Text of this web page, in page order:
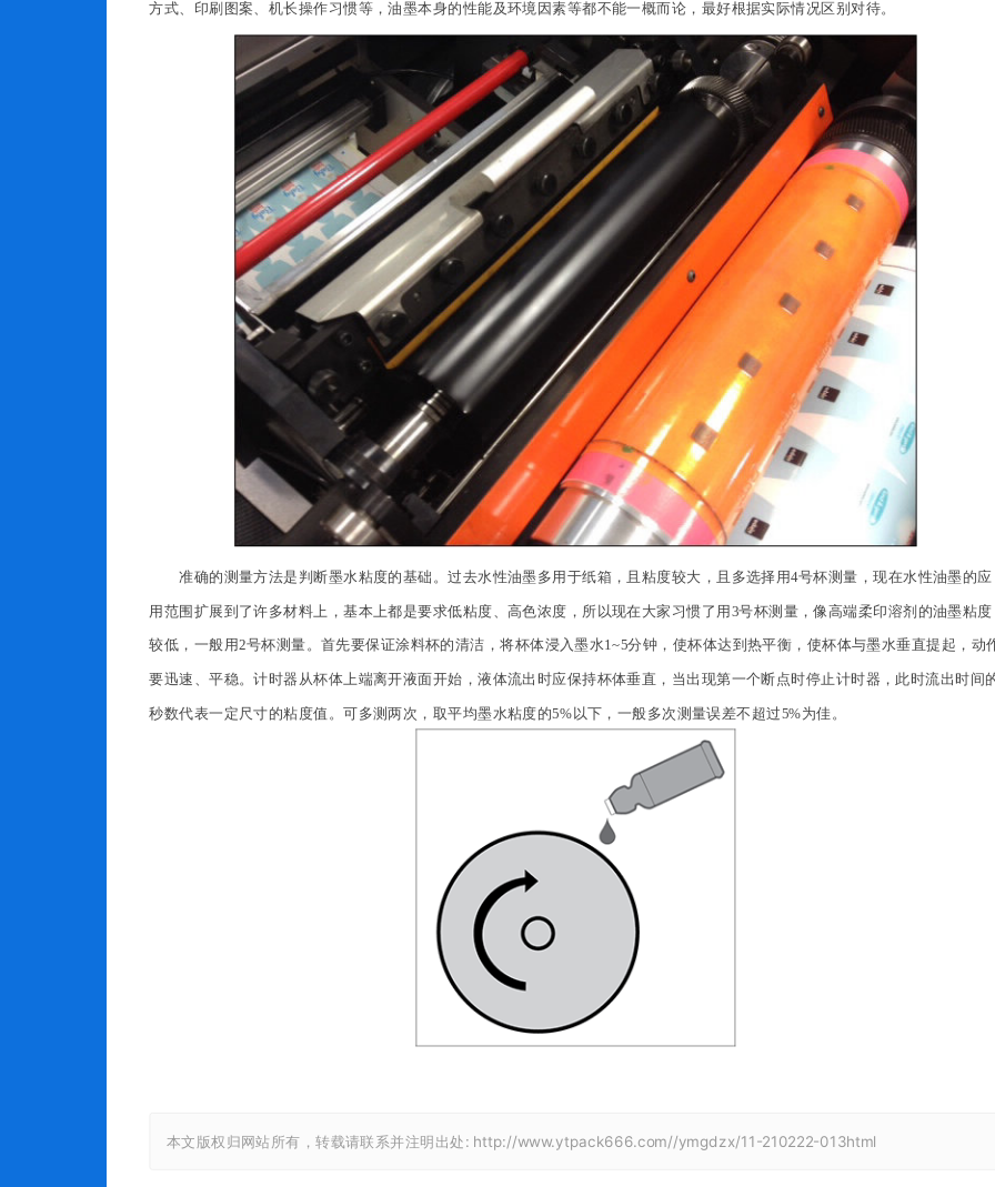
方式、印刷图案、机长操作习惯等，油墨本身的性能及环境因素等都不能一概而论，最好根据实际情况区别对待。
准确的测量方法是判断墨水粘度的基础。过去水性油墨多用于纸箱，且粘度较大，且多选择用4号杯测量，现在水性油墨的应
用范围扩展到了许多材料上，基本上都是要求低粘度、高色浓度，所以现在大家习惯了用3号杯测量，像高端柔印溶剂的油墨粘度
较低，一般用2号杯测量。首先要保证涂料杯的清洁，将杯体浸入墨水1~5分钟，使杯体达到热平衡，使杯体与墨水垂直提起，动
要迅速、平稳。计时器从杯体上端离开液面开始，液体流出时应保持杯体垂直，当出现第一个断点时停止计时器，此时流出时间
秒数代表一定尺寸的粘度值。可多测两次，取平均墨水粘度的5%以下，一般多次测量误差不超过5%为佳。
本文版权归网站所有，转载请联系并注明出处: http://www.ytpack666.com//ymgdzx/11-210222-013html